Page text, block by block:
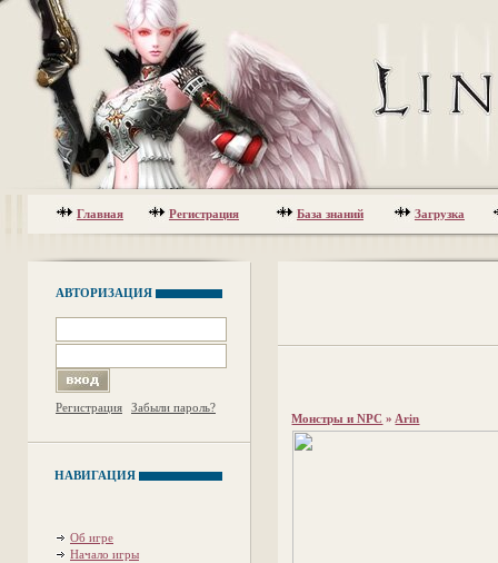
Главная Регистрация База знаний Загрузка
АВТОРИЗАЦИЯ
Регистрация Забыли пароль?
НАВИГАЦИЯ
Об игре
Начало игры
Монстры и NPC » Arin